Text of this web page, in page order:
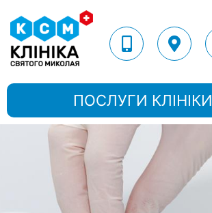
ПОСЛУГИ КЛІНІКИ